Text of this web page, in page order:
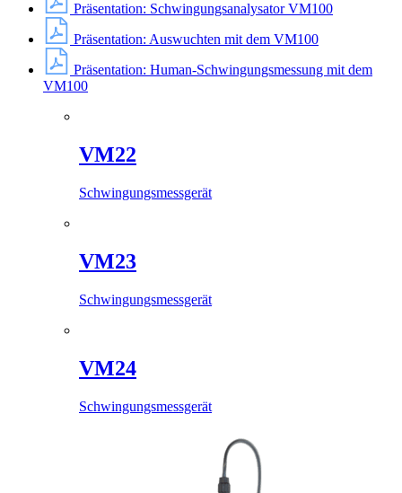
Präsentation: Schwingungsanalysator VM100
Präsentation: Auswuchten mit dem VM100
Präsentation: Human-Schwingungsmessung mit dem
VM100
VM22
Schwingungsmessgerät
VM23
Schwingungsmessgerät
VM24
Schwingungsmessgerät